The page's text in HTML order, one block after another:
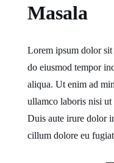
Masala
Lorem ipsum dolor sit
do eiusmod tempor
aliqua. Ut enim ad
ullamco laboris nisi ut
Duis aute irure dolor
cillum dolore eu